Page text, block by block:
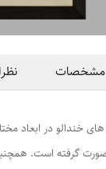
مشخصات
خندالو در ابعاد
گرفته است.